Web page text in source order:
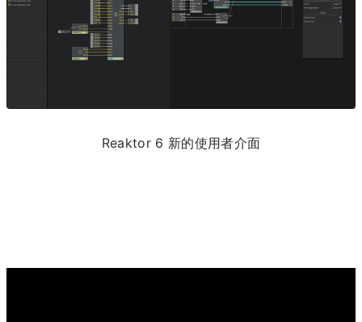
Reaktor 6 新的使用者介面